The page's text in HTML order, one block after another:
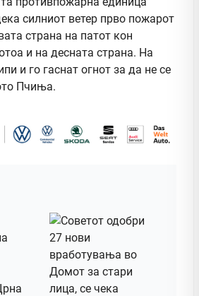
силниот ветер прво пожарот
страна на патот кон
и на десната страна. На
и го гаснат огнот за да не се
Пчиња.